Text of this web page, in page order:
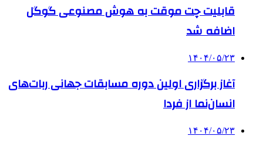
قابلیت چت موقت به هوش مصنوعی گوگل
اضافه شد
۱۴۰۴/۰۵/۲۳
آغاز برگزاری اولین دوره مسابقات جهانی ربات‌های
انسان‌نما از فردا
۱۴۰۴/۰۵/۲۳